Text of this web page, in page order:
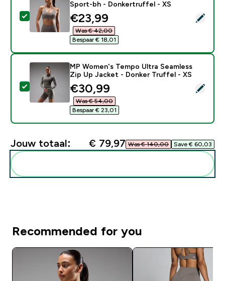
Selecteer dit product - MP Women's Tempo Ultra
Sport-bh - Donkertruffel - XS
discounted price
€23,99‎
Was € 42,00‎
Bespaar € 18,01‎
Selecteer dit product - MP Women's Tempo Ultra
MP Women's Tempo Ultra Seamless
Zip Up Jacket - Donker Truffel - XS
discounted price
€30,99‎
Was € 54,00‎
Bespaar € 23,01‎
Jouw totaal: € 79,97‎ Was € 140,00‎ Save € 60,03‎
Recommended for you